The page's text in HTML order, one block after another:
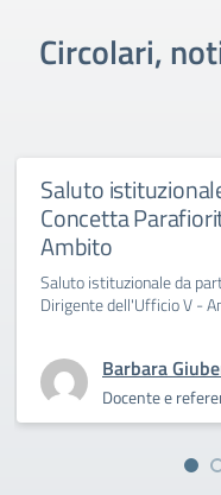
Circolari,
Saluto
Concetta
Ambito
Saluto istituzionale da
Dirigente dell'Ufficio V -
Barbara
Docente e